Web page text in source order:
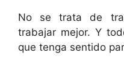
No se trata de
trabajar mejor. Y
que tenga sentido